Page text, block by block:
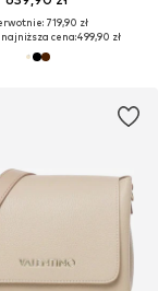
719,90 zł
cena:499,90 zł